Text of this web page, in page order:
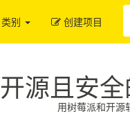
类别 创建项目
开源且安
用树莓派和开源